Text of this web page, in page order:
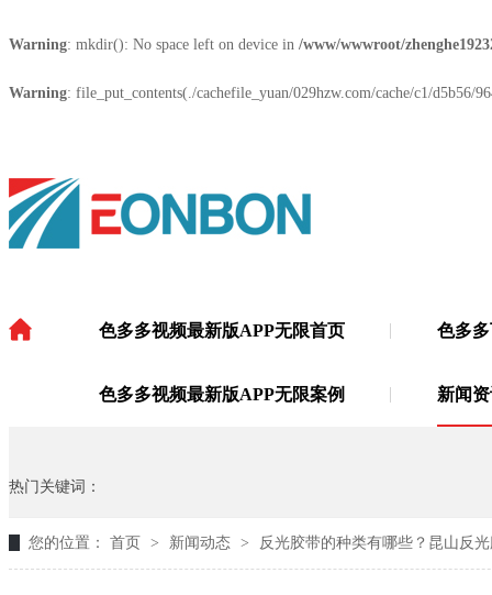
Warning: mkdir(): No space left on device in /www/wwwroot/
Warning: file_put_contents(./cachefile_yuan/029hzw.com/cache/c1/
色多多视频最新版APP无限首页 色多
色多多视频最新版APP无限案例 新闻
热门关键词：
您的位置： 首页 > 新闻动态 > 反光胶带的种类有哪些？昆山反